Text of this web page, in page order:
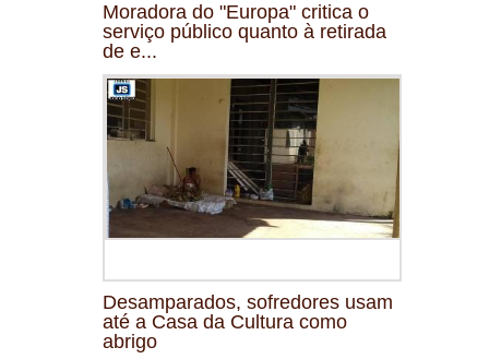
Moradora do "Europa" critica o
serviço público quanto à retirada
de e...
Desamparados, sofredores usam
até a Casa da Cultura como
abrigo